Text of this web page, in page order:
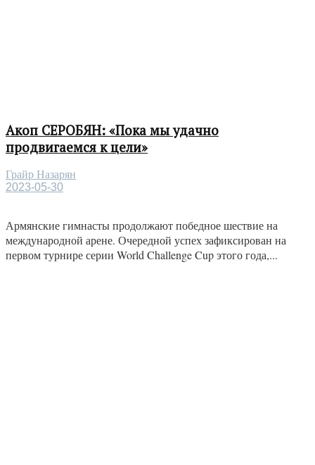
Акоп СЕРОБЯН: «Пока мы удачно
продвигаемся к цели»
Грайр Назарян
2023-05-30
Армянские гимнасты продолжают победное шествие на
международной арене. Очередной успех зафиксирован на
первом турнире серии World Challenge Cup этого года,...